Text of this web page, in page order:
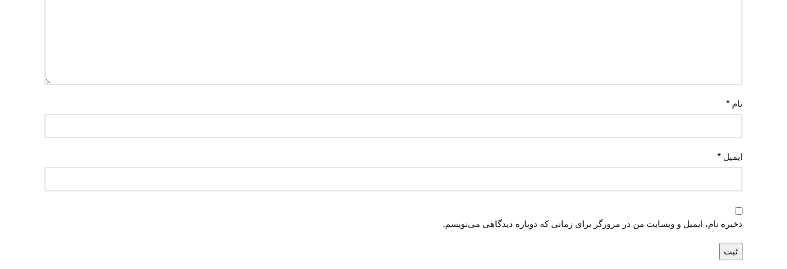
نام *
ایمیل *
ذخیره نام، ایمیل و وبسایت من در مرورگر برای زمانی که دوباره دیدگاهی می‌نویسم.